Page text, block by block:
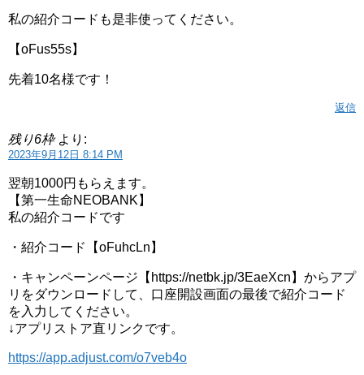
私の紹介コードも是非使ってください。
【oFus55s】
先着10名様です！
返信
残り6枠 より:
2023年9月12日 8:14 PM
翌朝1000円もらえます。
【第一生命NEOBANK】
私の紹介コードです
・紹介コード【oFuhcLn】
・キャンペーンページ【https://netbk.jp/3EaeXcn】からアプ
リをダウンロードして、口座開設画面の最後で紹介コード
を入力してください。
↓アプリストア直リンクです。
https://app.adjust.com/o7veb4o